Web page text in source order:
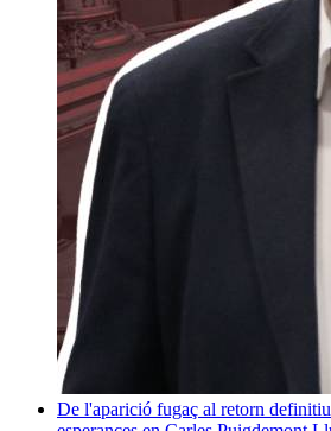
De l'aparició fugaç al retorn